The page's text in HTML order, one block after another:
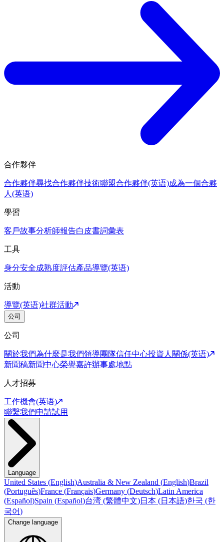
合作夥伴
合作夥伴尋找合作夥伴技術聯盟合作夥伴(英语)成為一個合夥
人(英语)
學習
客戶故事分析師報告白皮書詞彙表
工具
身分安全成熟度評估產品導覽(英语)
活動
導覽(英语)社群活動
公司
公司
關於我們為什麼是我們領導團隊信任中心投資人關係(英语)
新聞稿新聞中心榮譽嘉許辦事處地點
人才招募
工作機會(英语)
聯繫我們申請試用
Language
United States (English)Australia & New Zealand (English)Brazil
(Português)France (Français)Germany (Deutsch)Latin America
(Español)Spain (Español)台湾 (繁體中文)日本 (日本語)한국 (한
국어)
Change language